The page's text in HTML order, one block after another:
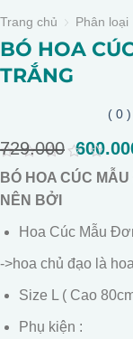
Trang chủ Phân loại
BÓ HOA
TRẮNG
0
out
of
( 0 )
729.000 Giá
gốc
là:
BÓ HOA CÚC
NÊN BỞI
Hoa Cúc Mẫu
->hoa chủ đạo là
Size L ( Cao
Phụ kiện :